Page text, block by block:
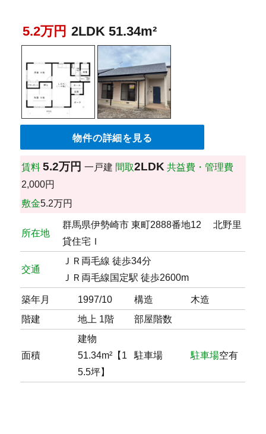
5.2万円 2LDK 51.34m²
物件の詳細を見る
賃料 5.2万円一戸建 間取2LDK 共益費・管理費
2,000円
敷金5.2万円
所在地
群馬県伊勢崎市 東町2888番地12 北野里
貸住宅Ｉ
交通
ＪＲ両毛線 徒歩34分
ＪＲ両毛線国定駅 徒歩2600m
築年月 1997/10 構造
木造
階建
地上 1階 部屋階数
面積
建物
51.34m²【1
5.5坪】
駐車場 駐車場空有